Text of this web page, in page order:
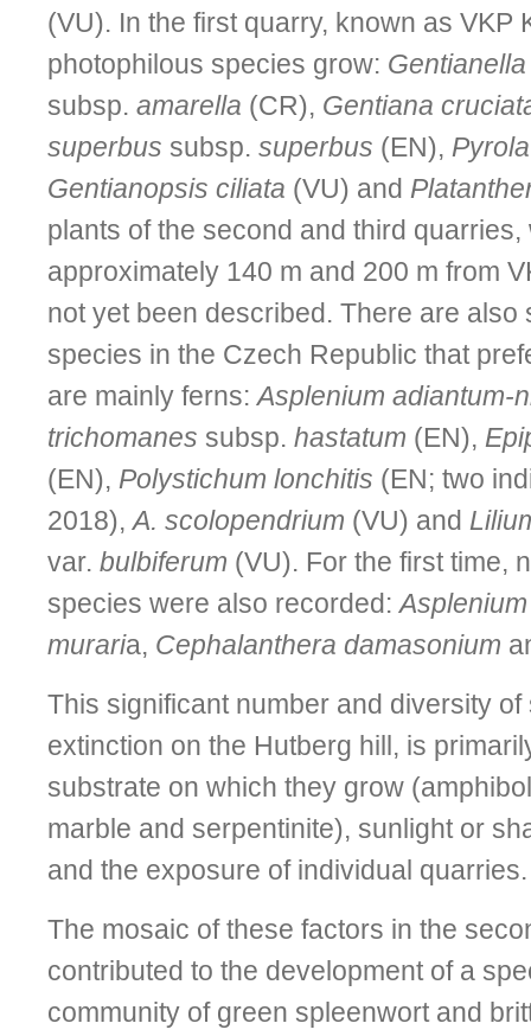
(VU). In the first quarry, known as VKP
photophilous species grow:
subsp. amarella (CR), Gentiana
superbus subsp. superbus (EN),
Gentianopsis ciliata (VU) and
plants of the second and third
approximately 140 m and 200 m from
not yet been described. There are also
species in the Czech Republic that
are mainly ferns:Asplenium adiantum-
trichomanes subsp. hastatum (EN),
(EN), Polystichum lonchitis (EN; two
2018),A. scolopendrium (VU) and
var. bulbiferum (VU). For the first time,
species were also recorded:
muraria, Cephalanthera damasonium
This significant number and diversity
extinction on the Hutberg hill, is
substrate on which they grow
marble and serpentinite), sunlight or
and the exposure of individual quarries.
The mosaic of these factors in the
contributed to the development of a
community of green spleenwort and